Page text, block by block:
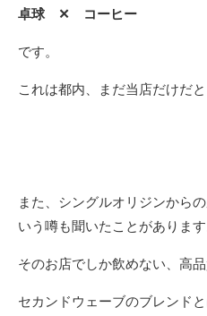
卓球 ✕ コーヒー
です。
これは都内、まだ当店だけだ
また、シングルオリジンから
いう噂も聞いたことがあります
そのお店でしか飲めない、高
セカンドウェーブのブレンド